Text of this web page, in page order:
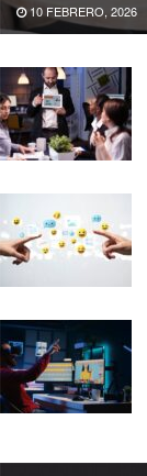
10 FEBRERO, 2026